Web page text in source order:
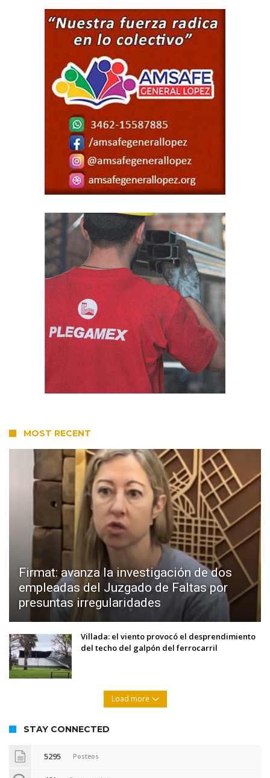
MOST RECENT
Firmat: avanza la investigación de dos
empleadas del Juzgado de Faltas por
presuntas irregularidades
Villada: el viento provocó el desprendimiento
del techo del galpón del ferrocarril
Load more
STAY CONNECTED
5295 Posteos